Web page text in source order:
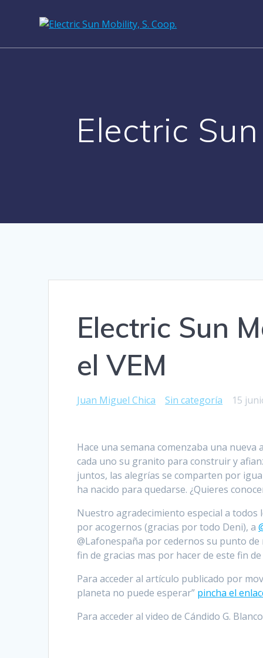
Electric
Electric Sun
el VEM
Juan Miguel Chica Sin categoría 15
Hace una semana comenzaba una
cada uno su granito para construir y
juntos, las alegrías se comparten por
ha nacido para quedarse. ¿Quieres
Nuestro agradecimiento especial a
por acogernos (gracias por todo Deni), a
@Lafonespaña por cedernos su punto
fin de gracias mas por hacer de este fin de
Para acceder al artículo publicado por
planeta no puede esperar” pincha el
Para acceder al video de Cándido G.